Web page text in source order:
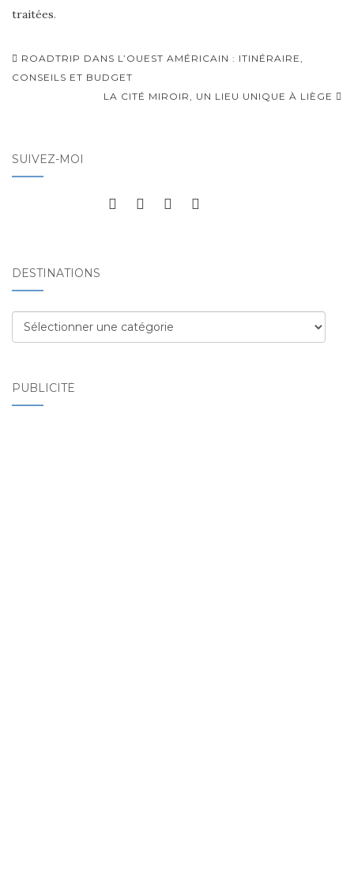
traitées.
Navigation d'article
ROADTRIP DANS L’OUEST AMÉRICAIN : ITINÉRAIRE,
CONSEILS ET BUDGET
LA CITÉ MIROIR, UN LIEU UNIQUE À LIÈGE
SUIVEZ-MOI
DESTINATIONS
Destinations
PUBLICITÉ